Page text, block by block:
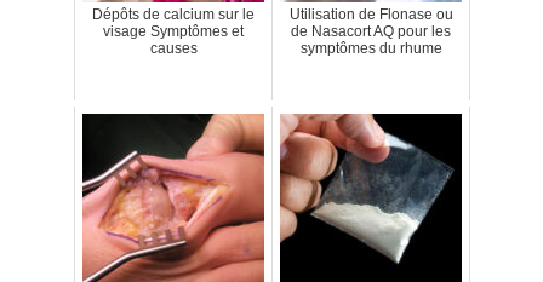
Dépôts de calcium sur le
visage Symptômes et
causes
Utilisation de Flonase ou
de Nasacort AQ pour les
symptômes du rhume